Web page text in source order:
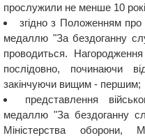
прослужили не менше 10
згідно з Положенням про
медаллю "За бездоганну
проводиться.
послідовно, починаючи
закінчуючи вищим - першим;
представлення
медаллю "За бездоганну
Міністерства оборони,